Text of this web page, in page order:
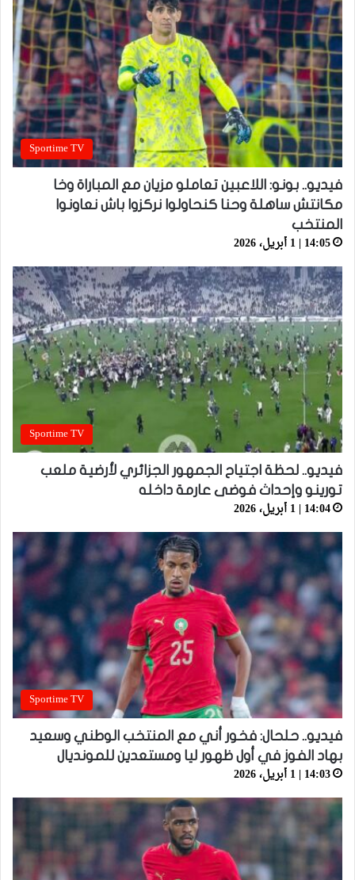
Sportime TV
فيديو.. بونو: اللاعبين تعاملو مزيان مع المباراة وخا
مكانتش ساهلة وحنا كنحاولوا نركزوا باش نعاونوا
المنتخب
14:05 | 1 أبريل، 2026
Sportime TV
فيديو.. لحظة اجتياح الجمهور الجزائري لأرضية ملعب
تورينو وإحداث فوضى عارمة داخله
14:04 | 1 أبريل، 2026
Sportime TV
فيديو.. حلحال: فخور أني مع المنتخب الوطني وسعيد
بهاد الفوز في أول ظهور ليا ومستعدين للمونديال
14:03 | 1 أبريل، 2026